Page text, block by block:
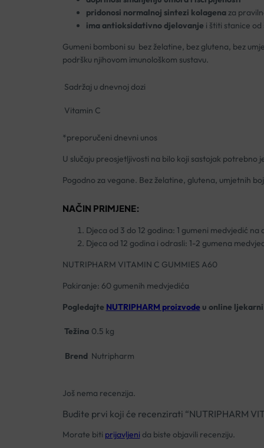
pridonosi normalnoj sintezi kolagenaza
ima antioksidativno djelovanje i štiti stanice
Gumeni bomboni su bez želatine, bez glutena, bez
podršku njihovom imunološkom sustavu.
Sadržaj u dnevnoj dozi
Vitamin C
*preporučeni dnevni unos
U slučaju preosjetljivosti na bilo koji sastojak potrebno
Pogodno za vegane. Bez želatine, glutena, umjetnih
NAČIN PRIMJENE:
Djeca od 3 do 12 godina: 1 gumeni medvjedić na
Djeca od 12 godina i odrasli: 1-2 gumena
NUTRIPHARM VITAMIN C GUMMIES A60
Pakiranje: 60 gumenih medvjedića
Pogledajte NUTRIPHARM proizvodeu online
Težina 0.5 kg
Brend Nutripharm
Još nema recenzija.
Budite prvi koji će recenzirati “NUTRIPHARM
Morate biti prijavljeni da biste objavili recenziju.